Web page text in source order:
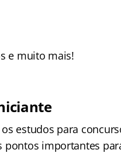
e muito mais!
estudos para
pontos importantes